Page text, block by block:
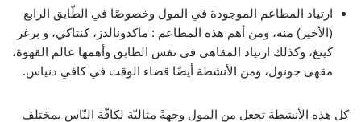
ارتياد المطاعم الموجودة في المول وخصوصًا في الطّابق الرابع
(الأخير) منه، ومن أهم هذه المطاعم : ماكدونالدز، كنتاكي، و برغر
كينغ، وكذلك ارتياد المقاهي في نفس الطابق وأهمها عالم القهوة،
مقهى جونول، ومن الأنشطة أيضًا قضاء الوقت في كافي دنياس.
كل هذه الأنشطة تجعل من المول وجهةً مثاليّة لكافّة النّاس بمختلف